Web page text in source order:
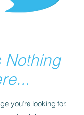
Nothing
you’re looking for.